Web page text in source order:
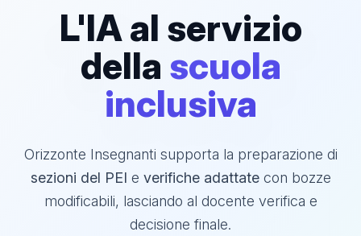
L'IA al servizio
della scuola
inclusiva
Orizzonte Insegnanti supporta la preparazione di
sezioni del PEI e verifiche adattatecon bozze
modificabili, lasciando al docente verifica e
decisione finale.